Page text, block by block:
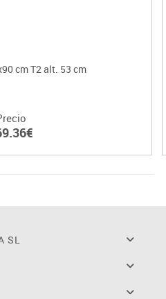
cm T2 alt. 53 cm
SL